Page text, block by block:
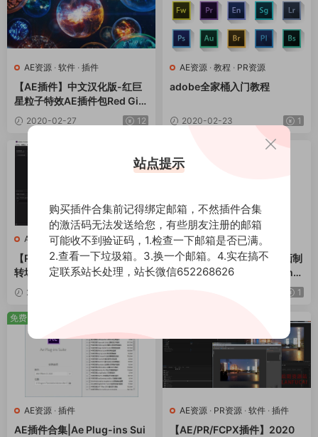
AE资源 · 软件 · 插件
【AE插件】中文汉化版-红巨
星粒子特效AE插件包Red Gia
nt Trapcode Suite 15.1.8 Wi
n/Mac 含多个注册码 支持AE
2020 ，同局域网多电脑正常
使用
2020-02-27 12
AE资源 · 教程 · PR资源
adobe全家桶入门教程
2020-02-23 1
AE资源·软件·插件
【Pr插件】蓝宝石视觉特效和
转场插件 BorisFX Sapphire
2019.52 破解版免费下载附详
细图文安装教程
2020-02-19
AE资源·C4D资源
AE/C4D 3D扁平化人物动画制
作教程 Motion Design Scho
ol – 3D Monks Animation M
1
AE资源 · 插件
AE插件合集|Ae Plug-ins Sui
免费
AE资源 · PR资源 · 软件 · 插件
【AE/PR/FCPX插件】2020
站点提示
购买插件合集前记得绑定邮箱，不然插件合集
的激活码无法发送给您，有些朋友注册的邮箱
可能收不到验证码，1.检查一下邮箱是否已满。
2.查看一下垃圾箱。3.换一个邮箱。4.实在搞不
定联系站长处理，站长微信652268626